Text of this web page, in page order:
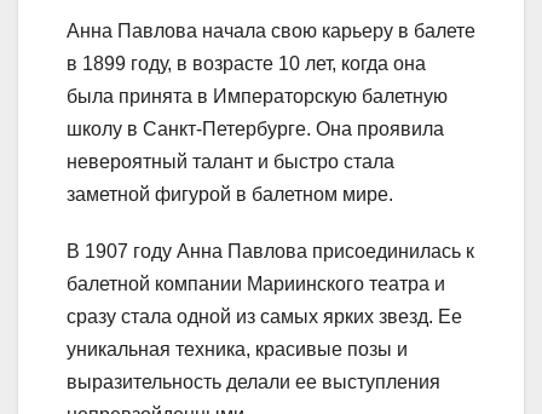
Анна Павлова начала свою карьеру в балете
в 1899 году, в возрасте 10 лет, когда она
была принята в Императорскую балетную
школу в Санкт-Петербурге. Она проявила
невероятный талант и быстро стала
заметной фигурой в балетном мире.
В 1907 году Анна Павлова присоединилась к
балетной компании Мариинского театра и
сразу стала одной из самых ярких звезд. Ее
уникальная техника, красивые позы и
выразительность делали ее выступления